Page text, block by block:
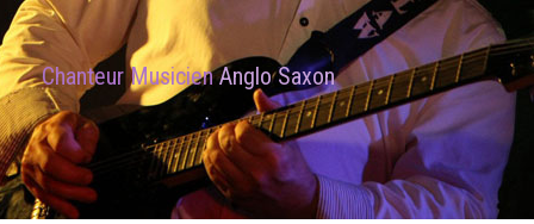
Chanteur MusicienAnglo Saxon